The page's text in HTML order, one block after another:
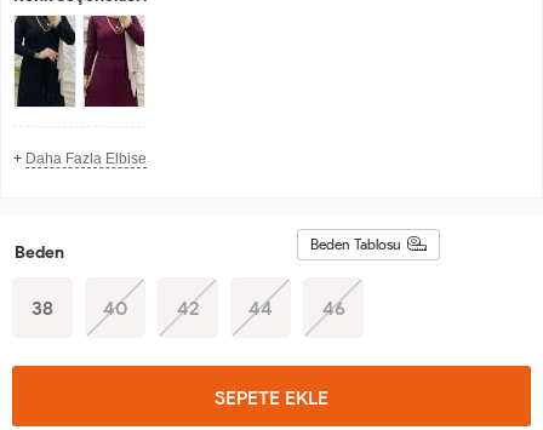
+ Daha Fazla Elbise
Beden Tablosu
Beden
38 40 42 44 46
SEPETE EKLE